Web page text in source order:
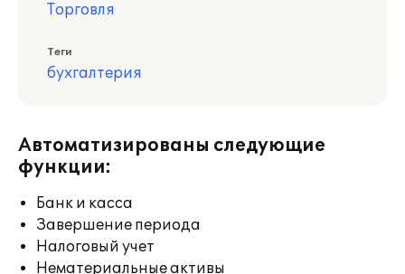
Торговля
Теги
бухгалтерия
Автоматизированы следующие
функции:
Банк и касса
Завершение периода
Налоговый учет
Нематериальные активы